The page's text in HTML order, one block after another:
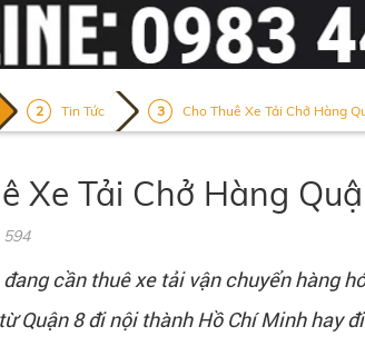
Tin Tức Cho Thuê Xe Tải Chở Hàng
Xe Tải Chở Hàng
594
đang cần thuê xe tải vận chuyển hàng
Quận 8 đi nội thành Hồ Chí Minh hay